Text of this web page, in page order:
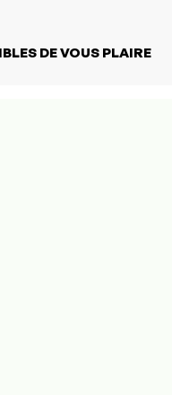
DE VOUS PLAIRE